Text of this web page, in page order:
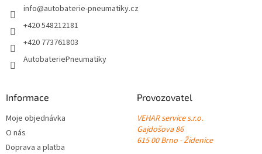
info@autobaterie-pneumatiky.cz
+420 548212181
+420 773761803
AutobateriePneumatiky
Informace
Moje objednávka
O nás
Doprava a platba
Provozovatel
VEHAR service s.r.o.
Gajdošova 86
615 00 Brno - Židenice